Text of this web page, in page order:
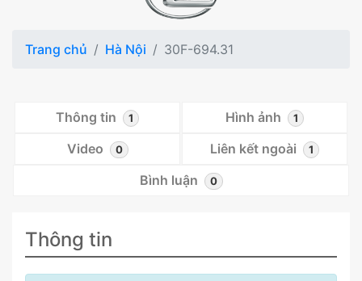
Trang chủ Hà Nội 30F-694.31
Thông tin 1 Hình ảnh 1
Video 0 Liên kết ngoài 1
Bình luận 0
Thông tin